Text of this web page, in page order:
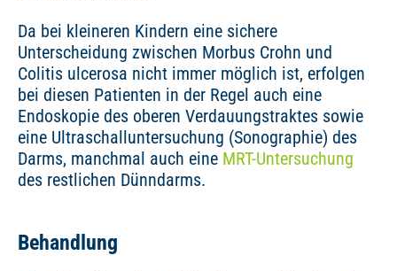
Da bei kleineren Kindern eine sichere
Unterscheidung zwischen Morbus Crohn und
Colitis ulcerosa nicht immer möglich ist, erfolgen
bei diesen Patienten in der Regel auch eine
Endoskopie des oberen Verdauungstraktes sowie
eine Ultraschalluntersuchung (Sonographie) des
Darms, manchmal auch eine MRT-Untersuchung
des restlichen Dünndarms.
Behandlung